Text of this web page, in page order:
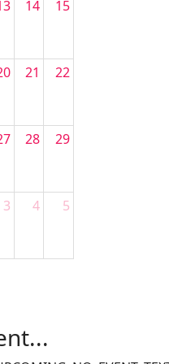
14 15
21 22
28 29
3 4 5